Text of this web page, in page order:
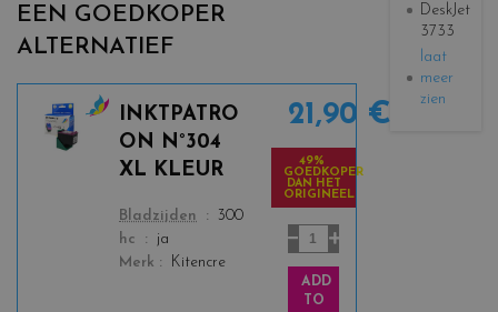
EEN GOEDKOPER
ALTERNATIEF
INKTPATRO
ON N°304
XL KLEUR
color
Bladzijden
300
hc
ja
Merk
Kitencre
21,90 €
49%
GOEDKOPER
DAN HET
ORIGINEEL
ADD
TO
DeskJet
3733
laat
meer
zien